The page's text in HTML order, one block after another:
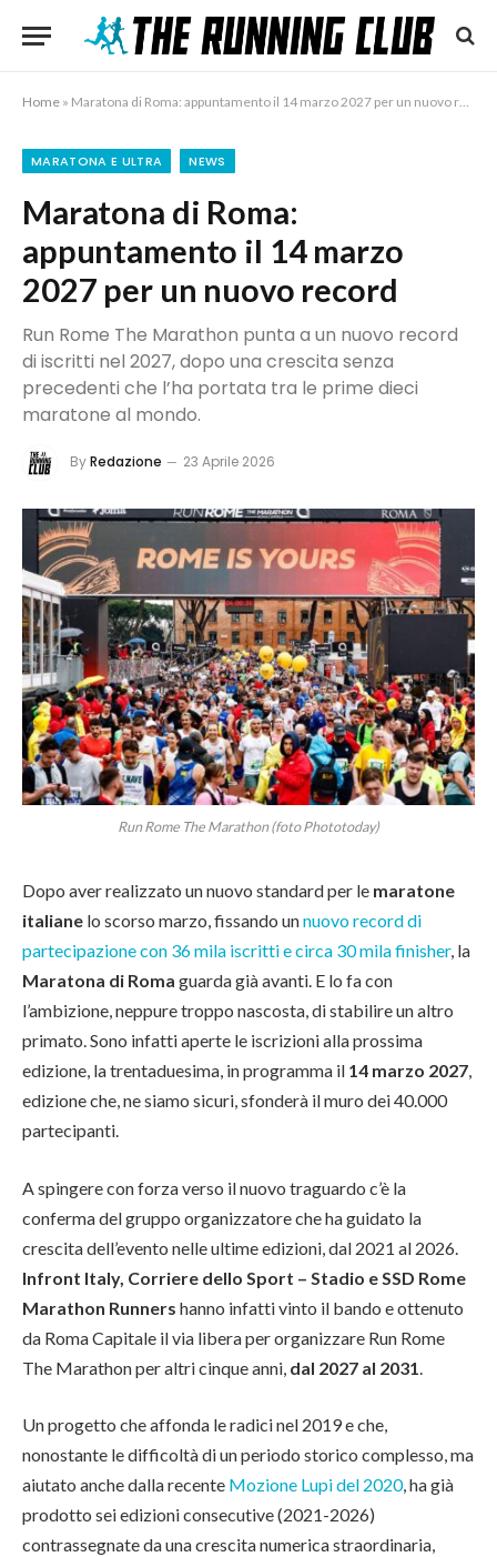
Home » Maratona di Roma: appuntamento il 14 marzo 2027 per un nuovo record
MARATONA E ULTRA NEWS
Maratona di Roma:
appuntamento il 14 marzo
2027 per un nuovo record
Run Rome The Marathon punta a un nuovo record
di iscritti nel 2027, dopo una crescita senza
precedenti che l’ha portata tra le prime dieci
maratone al mondo.
ByRedazione 23 Aprile 2026
Run Rome The Marathon (foto Phototoday)
Dopo aver realizzato un nuovo standard per le maratone
italiane lo scorso marzo, fissando unnuovo record di
partecipazione con 36 mila iscritti e circa 30 mila finisher, la
Maratona di Roma guarda già avanti. E lo fa con
l’ambizione, neppure troppo nascosta, di stabilire un altro
primato. Sono infatti aperte le iscrizioni alla prossima
edizione, la trentaduesima, in programma il 14 marzo 2027,
edizione che, ne siamo sicuri, sfonderà il muro dei 40.000
partecipanti.
A spingere con forza verso il nuovo traguardo c’è la
conferma del gruppo organizzatore che ha guidato la
crescita dell’evento nelle ultime edizioni, dal 2021 al 2026.
Infront Italy, Corriere dello Sport – Stadio e SSD Rome
Marathon Runners hanno infatti vinto il bando e ottenuto
da Roma Capitale il via libera per organizzare Run Rome
The Marathon per altri cinque anni, dal 2027 al 2031
Un progetto che affonda le radici nel 2019 e che,
nonostante le difficoltà di un periodo storico complesso, ma
aiutato anche dalla recente Mozione Lupi del 2020, ha già
prodotto sei edizioni consecutive (2021-2026)
contrassegnate da una crescita numerica straordinaria,